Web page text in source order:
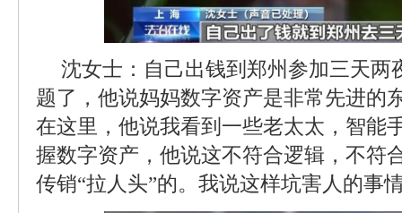
沈女士：自己出钱到郑州参加三天两
题了，他说妈妈数字资产是非常先进的
在这里，他说我看到一些老太太，智能
握数字资产，他说这不符合逻辑，不符
传销“拉人头”的。我说这样坑害人的事